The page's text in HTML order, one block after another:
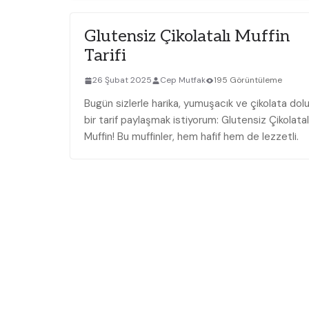
Glutensiz Çikolatalı Muffin
Tarifi
26 Şubat 2025 Cep Mutfak 195 Görüntüleme
Bugün sizlerle harika, yumuşacık ve çikolata dolu
bir tarif paylaşmak istiyorum: Glutensiz
Muffin! Bu muffinler, hem hafif hem de lezzetli.